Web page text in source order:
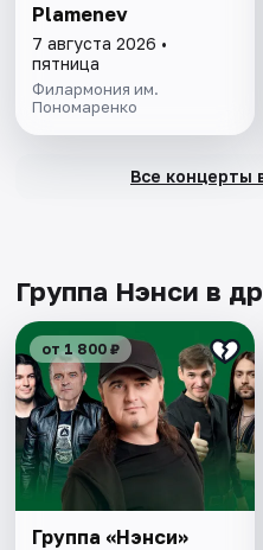
Plamenev
7 августа 2026 •
пятница
Филармония им.
Пономаренко
Все концерты
Группа Нэнси в
от 1 800 ₽
Группа «Нэнси»